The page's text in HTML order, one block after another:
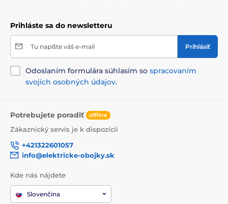
Prihláste sa do newsletteru
Tu napíšte váš e-mail Prihlásiť
Odoslaním formulára súhlasím so spracovaním
svojich osobných údajov.
Potrebujete poradiť offline
Zákaznický servis je k dispozícii
+421322601057
info@elektricke-obojky.sk
Kde nás nájdete
Slovenčina